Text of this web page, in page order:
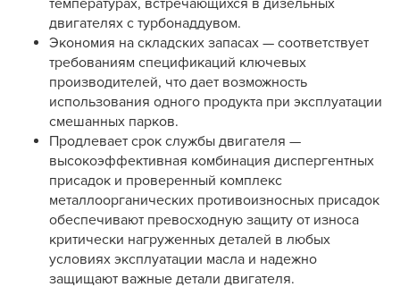
температурах, встречающихся в дизельных
двигателях с турбонаддувом.
Экономия на складских запасах — соответствует
требованиям спецификаций ключевых
производителей, что дает возможность
использования одного продукта при эксплуатации
смешанных парков.
Продлевает срок службы двигателя —
высокоэффективная комбинация диспергентных
присадок и проверенный комплекс
металлоорганических противоизносных присадок
обеспечивают превосходную защиту от износа
критически нагруженных деталей в любых
условиях эксплуатации масла и надежно
защищают важные детали двигателя.